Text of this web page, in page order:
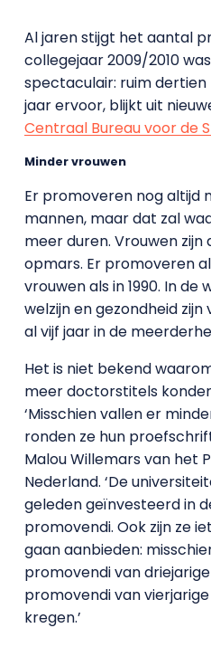
Al jaren stijgt het aantal
collegejaar 2009/2010
spectaculair: ruim
jaar ervoor, blijkt uit
Centraal Bureau voor de
Minder vrouwen
Er promoveren nog altijd
mannen, maar dat zal
meer duren. Vrouwen zijn
opmars. Er promoveren
vrouwen als in 1990. In
welzijn en gezondheid
al vijf jaar in de
Het is niet bekend
meer doctorstitels
‘Misschien vallen er
ronden ze hun
Malou Willemars van het
Nederland. ‘De
geleden geïnvesteerd in
promovendi. Ook zijn ze
gaan aanbieden:
promovendi van
promovendi van
kregen.’